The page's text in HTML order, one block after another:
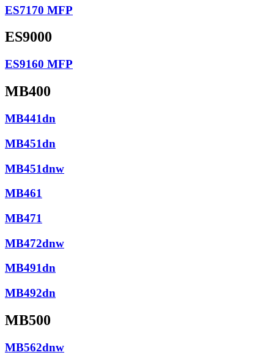
ES7170 MFP
ES9000
ES9160 MFP
MB400
MB441dn
MB451dn
MB451dnw
MB461
MB471
MB472dnw
MB491dn
MB492dn
MB500
MB562dnw